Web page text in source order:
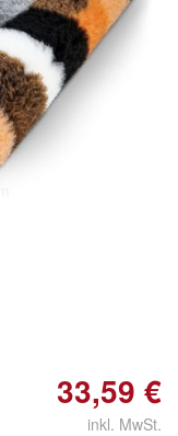
33,59 €
inkl. MwSt.